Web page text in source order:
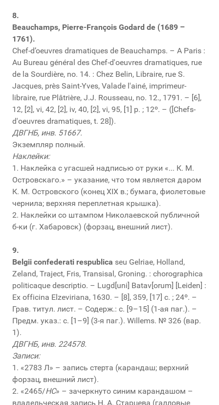
8.
Beauchamps, Pierre-François Godard de (1689 –
1761).
Chef-d’oeuvres dramatiques de Beauchamps. – A Paris :
Au Bureau général des Chef-d'oeuvres dramatiques, rue
de la Sourdière, no. 14. : Chez Belin, Libraire, rue S.
Jacques, près Saint-Yves, Valade l'ainé, imprimeur-
libraire, rue Plâtrière, J.J. Rousseau, no. 12., 1791. – [6],
12, [2], vi, 42, [2], iv, 40, [2], vi, 95, [1] p. ; 12º. – ([Chefs-
d'oeuvres dramatiques, t. 28]).
ДВГНБ, инв. 51667.
Экземпляр полный.
Наклейки:
1. Наклейка с угасшей надписью от руки «... К. М.
Островскаго.» – указание, что том является даром
К. М. Островского (конец XIX в.; бумага, фиолетовые
чернила; верхняя переплетная крышка).
2. Наклейки со штампом Николаевской публичной
б-ки (г. Хабаровск) (форзац, внешний лист).
9.
Belgii confederati respublica seu Gelriae, Holland,
Zeland, Traject, Fris, Transisal, Groning. : chorographica
politicaque descriptio. – Lugd[uni] Batav[orum] [Leiden] :
Ex officina Elzeviriana, 1630. – [8], 359, [17] с. ; 24º. –
Грав. титул. лист. – Содерж.: с. [9–15] (1-ая паг.). –
Предм. указ.: с. [1–9] (3-я паг.). Willems. № 326 (вар.
1).
ДВГНБ, инв. 224578.
Записи:
1. «2783 Л» – запись стерта (карандаш; верхний
форзац, внешний лист).
2. «2465/HC» – зачеркнуто синим карандашом –
владельческая запись Н. А. Старцева (галловые